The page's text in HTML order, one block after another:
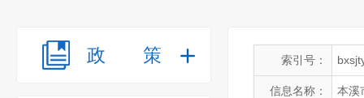
政策 索引号：
信息名称： 本溪